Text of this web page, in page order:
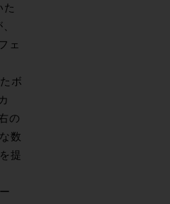
た
ェ
ボ
の
数
提